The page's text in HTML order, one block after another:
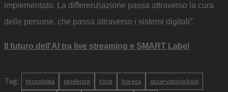
implementato. La differenziazione passa attraverso la cura
delle persone, che passa attraverso i sistemi digitali”.
Il futuro dell'AI tra live streaming e SMART Label
Tag: tecnologia tendenze Host horeca osservatorio host